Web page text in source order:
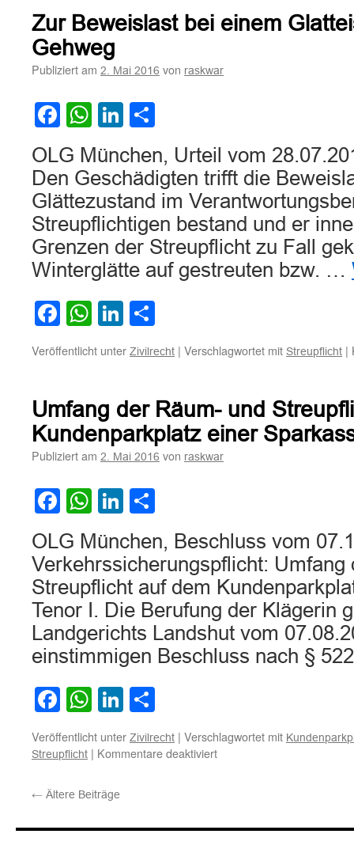
Zur Beweislast bei einem
Gehweg
Publiziert am 2. Mai 2016 von raskwar
Facebook
WhatsApp
LinkedIn
OLG München, Urteil vom
Den Geschädigten trifft die
Glättezustand im
Streupflichtigen bestand und er
Grenzen der Streupflicht zu Fall
Winterglätte auf gestreuten bzw. …
Facebook
WhatsApp
LinkedIn
Veröffentlicht unter Zivilrecht | Verschlagwortet mit Streupflicht |
Umfang der Räum- und
Kundenparkplatz einer
Publiziert am 2. Mai 2016 von raskwar
Facebook
WhatsApp
LinkedIn
OLG München, Beschluss vom
Verkehrssicherungspflicht: Umfang
Streupflicht auf dem
Tenor I. Die Berufung der Klägerin
Landgerichts Landshut vom
einstimmigen Beschluss nach §
Facebook
WhatsApp
LinkedIn
Veröffentlicht unter Zivilrecht | Verschlagwortet mit
Streupflicht | Kommentare deaktiviertfür
Streupflicht
← Ältere Beiträge